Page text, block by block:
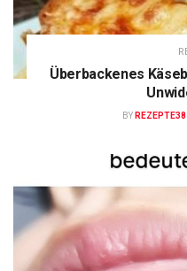
Überbackenes
BY REZEPTE38